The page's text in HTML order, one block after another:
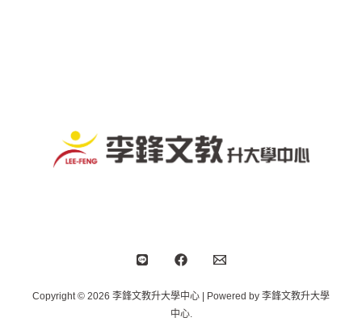
Copyright © 2026 李鋒文教升大學中心 | Powered by 李鋒文教升大學
中心.